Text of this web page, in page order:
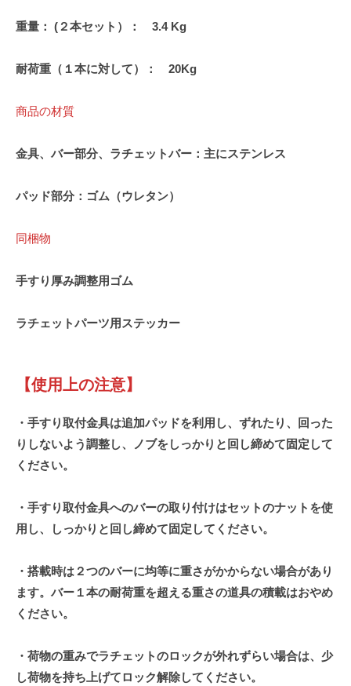
重量： (２本セット）： 3.4 Kg
耐荷重（１本に対して）： 20Kg
商品の材質
金具、バー部分、ラチェットバー：主にステンレス
パッド部分：ゴム（ウレタン）
同梱物
手すり厚み調整用ゴム
ラチェットパーツ用ステッカー
【使用上の注意】
・手すり取付金具は追加パッドを利用し、ずれたり、回った
りしないよう調整し、ノブをしっかりと回し締めて固定して
ください。
・手すり取付金具へのバーの取り付けはセットのナットを使
用し、しっかりと回し締めて固定してください。
・搭載時は２つのバーに均等に重さがかからない場合があり
ます。バー１本の耐荷重を超える重さの道具の積載はおやめ
ください。
・荷物の重みでラチェットのロックが外れずらい場合は、少
し荷物を持ち上げてロック解除してください。